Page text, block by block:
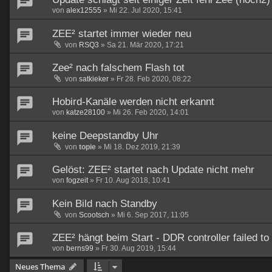
von alex12555 » Mi 22. Jul 2020, 15:41
ZEE² startet immer wieder neu
von RSQ3 » Sa 21. Mär 2020, 17:21
Zee² nach falschem Flash tot
von satkieker » Fr 28. Feb 2020, 08:22
Hobird-Kanäle werden nicht erkannt
von katze28100 » Mi 26. Feb 2020, 14:01
keine Deepstandby Uhr
von topie » Mi 18. Dez 2019, 21:39
Gelöst: ZEE² startet nach Update nicht mehr
von fogzeit» Fr 10. Aug 2018, 10:41
Kein Bild nach Standby
von Scootsch » Mi 6. Sep 2017, 11:05
ZEE² hängt beim Start - DDR controller failed
von berns99 » Fr 30. Aug 2019, 15:44
Neues Thema